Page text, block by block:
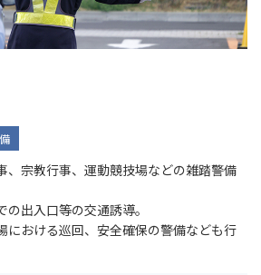
、宗教行事、運動競技場などの雑踏警備
出入口等の交通誘導。
における巡回、安全確保の警備なども行